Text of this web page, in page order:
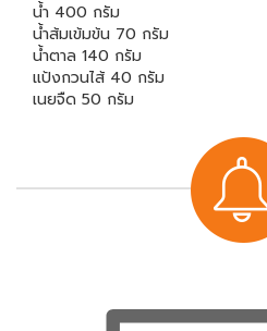
น้ำ 400 กรัม
น้ำส้มเข้มข้น 70 กรัม
น้ำตาล 140 กรัม
แป้งกวนไส้ 40 กรัม
เนยจืด 50 กรัม